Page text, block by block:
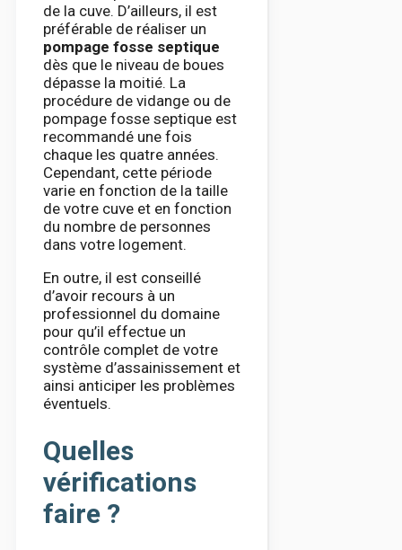
de la cuve. D’ailleurs, il est
préférable de réaliser un
pompage fosse septique
dès que le niveau de boues
dépasse la moitié. La
procédure de vidange ou de
pompage fosse septique est
recommandé une fois
chaque les quatre années.
Cependant, cette période
varie en fonction de la taille
de votre cuve et en fonction
du nombre de personnes
dans votre logement.
En outre, il est conseillé
d’avoir recours à un
professionnel du domaine
pour qu’il effectue un
contrôle complet de votre
système d’assainissement et
ainsi anticiper les problèmes
éventuels.
Quelles
vérifications
faire ?